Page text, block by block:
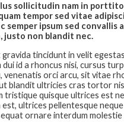
sollicitudin nam in
tempor sed vitae
semper ipsum sed convallis
justo non blandit nec.
gravida tincidunt in velit
id a rhoncus nisi, cursus
venenatis orci arcu, sit vitae
blandit ultricies cras tortor
tristique quisque ultrices est
ultrices pellentesque
ornare interdum molestie